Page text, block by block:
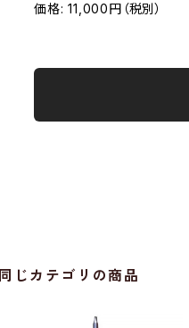
価格: 11,000円（税別）
同じカテゴリの商品